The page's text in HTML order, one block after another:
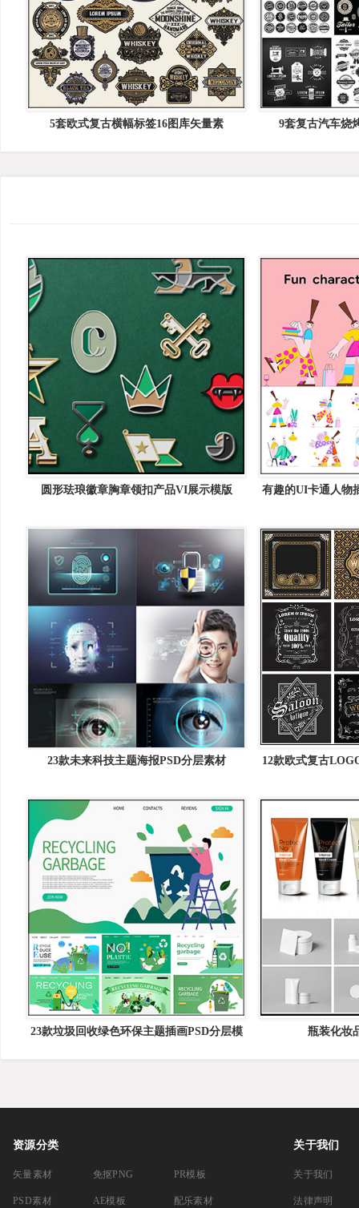
5套欧式复古横幅标签16图库矢量素 9套复古汽车烧
圆形珐琅徽章胸章领扣产品VI展示模版
有趣的UI卡通人物
23款未来科技主题海报PSD分层素材
12款欧式复古
23款垃圾回收绿色环保主题插画PSD分层模
瓶装化妆
资源分类
矢量素材
PSD素材
免抠PNG
AE模板
PR模板
配乐素材
关于我们
关于我们
法律声明